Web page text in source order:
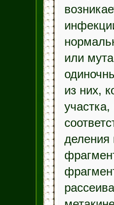
или
из них,
деления